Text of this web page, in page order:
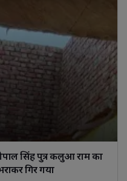
सिंह पुत्र कलुआ राम का
गिर गया